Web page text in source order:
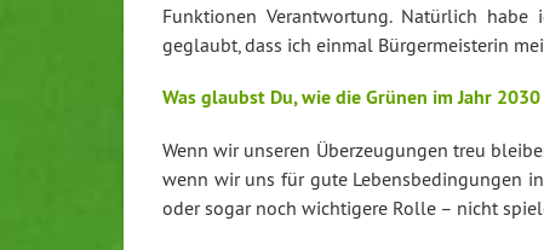
Funk­tio­nen Ver­ant­wor­tung. Natürlich
geglaubt, dass ich einmal Bür­ger­meis­te­rin
Was glaubst Du, wie die Grünen im Jahr
Wenn wir unseren Über­zeu­gun­gen treu
wenn wir uns für gute Le­bens­be­din­gun­gen
oder sogar noch wich­ti­ge­re Rolle – nicht